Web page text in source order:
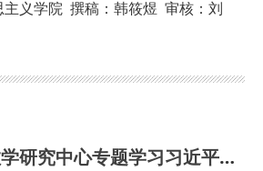
主义学院 撰稿：韩筱煜 审核：刘
马克思主义宗教学研究中心专题学习习近平总书记在中共中央政治局第二十二次集体学习时的重要讲话精神